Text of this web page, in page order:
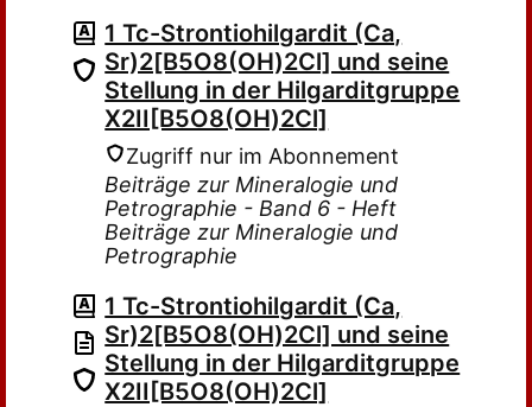
1 Tc-Strontiohilgardit (Ca,
Sr)2[B5O8(OH)2Cl] und seine
Stellung in der Hilgarditgruppe
X2II[B5O8(OH)2Cl]
Zugriff nur im Abonnement
Beiträge zur Mineralogie und
Petrographie - Band 6 - Heft
Beiträge zur Mineralogie und
Petrographie
1 Tc-Strontiohilgardit (Ca,
Sr)2[B5O8(OH)2Cl] und seine
Stellung in der Hilgarditgruppe
X2II[B5O8(OH)2Cl]